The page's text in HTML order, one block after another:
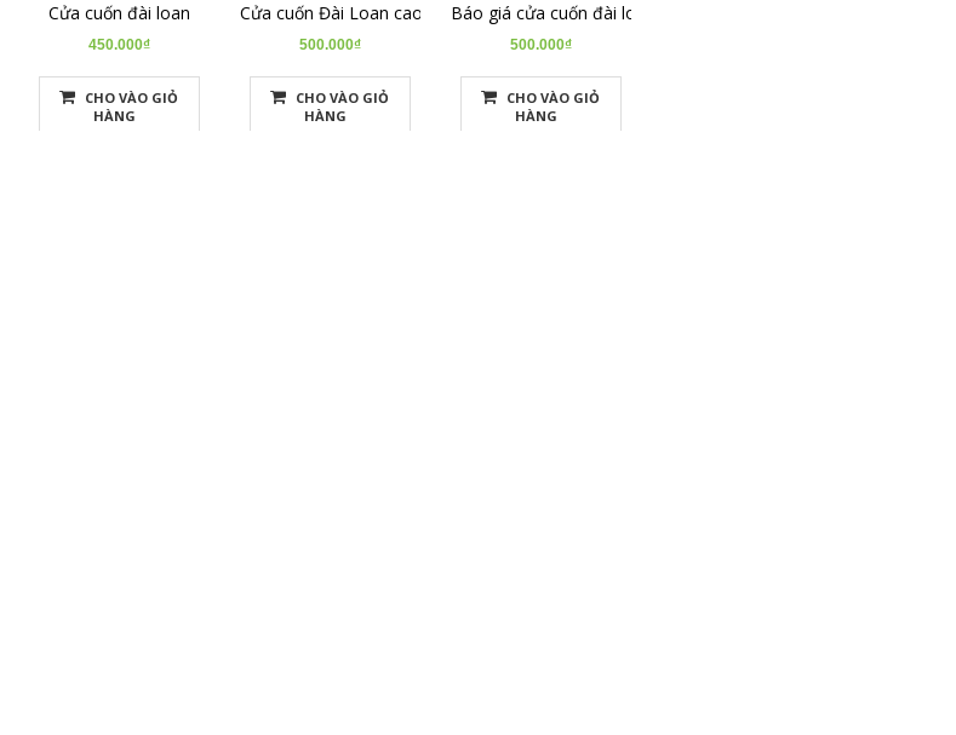
Cửa cuốn đài loan
450.000₫
CHO VÀO GIỎ
HÀNG
Cửa cuốn Đài Loan cao cấp
500.000₫
CHO VÀO GIỎ
HÀNG
Báo giá cửa cuốn đài loan
500.000₫
CHO VÀO GIỎ
HÀNG